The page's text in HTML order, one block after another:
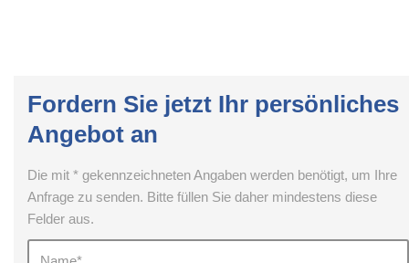
Fordern Sie jetzt Ihr persönliches
Angebot an
Die mit * gekennzeichneten Angaben werden benötigt, um Ihre
Anfrage zu senden. Bitte füllen Sie daher mindestens diese
Felder aus.